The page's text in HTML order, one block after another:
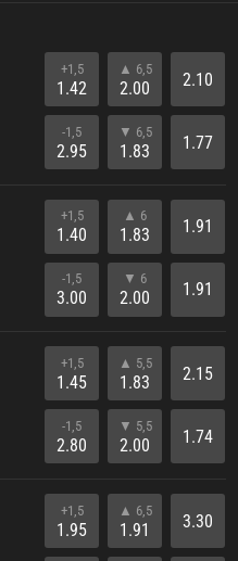
+1,5
1.42
-1,5
2.95
▲ 6,5
2.00
▼ 6,5
1.83
2.10
1.77
+1,5
1.40
-1,5
3.00
▲ 6
1.83
▼ 6
2.00
1.91
1.91
+1,5
1.45
-1,5
2.80
▲ 5,5
1.83
▼ 5,5
2.00
2.15
1.74
+1,5
1.95
▲ 6,5
1.91 3.30